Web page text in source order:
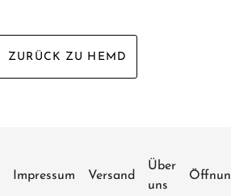
ZURÜCK ZU HEMD
Impressum Versand
Über
uns